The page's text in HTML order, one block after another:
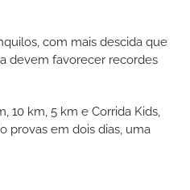
com mais descida que
devem favorecer recordes
10 km, 5 km e Corrida Kids,
provas em dois dias, uma